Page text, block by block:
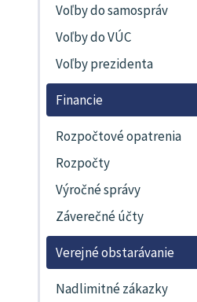
Voľby do samospráv
Voľby do VÚC
Voľby prezidenta
Financie
Rozpočtové opatrenia
Rozpočty
Výročné správy
Záverečné účty
Verejné obstarávanie
Nadlimitné zákazky